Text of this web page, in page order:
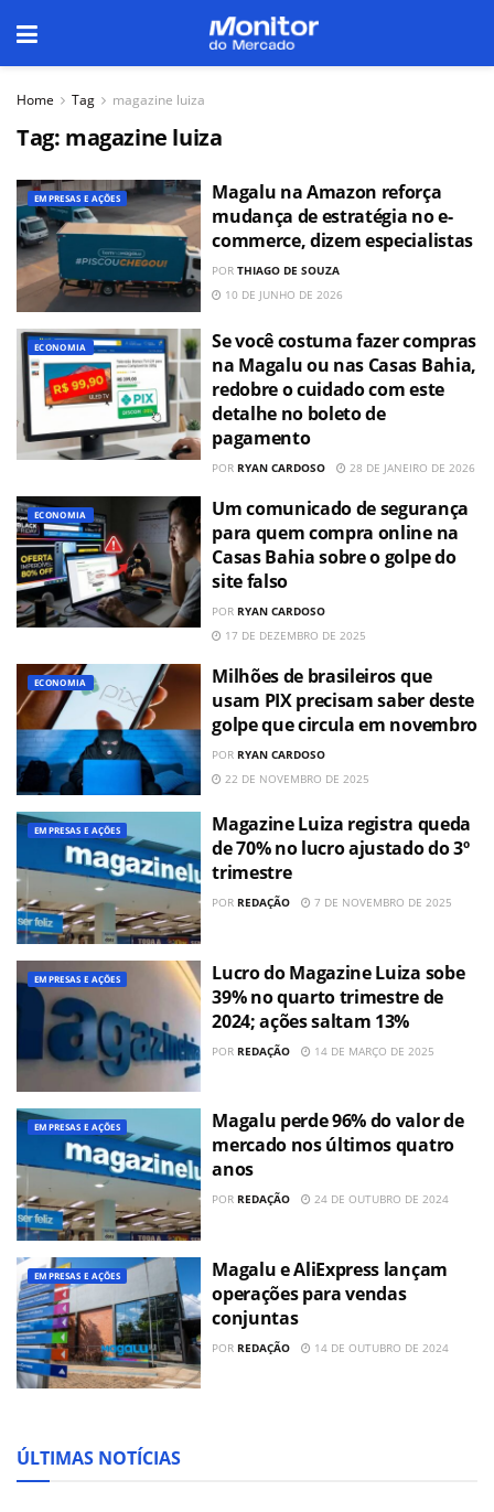
Home Tag magazine luiza
Tag: magazine luiza
EMPRESAS E AÇÕES
Magalu na Amazon reforça
mudança de estratégia no e-
commerce, dizem especialistas
POR THIAGO DE SOUZA
10 DE JUNHO DE 2026
ECONOMIA
Se você costuma fazer compras
na Magalu ou nas Casas Bahia,
redobre o cuidado com este
detalhe no boleto de
pagamento
POR RYAN CARDOSO 28 DE JANEIRO DE 2026
ECONOMIA
Um comunicado de segurança
para quem compra online na
Casas Bahia sobre o golpe do
site falso
POR RYAN CARDOSO
17 DE DEZEMBRO DE 2025
ECONOMIA
Milhões de brasileiros que
usam PIX precisam saber deste
golpe que circula em novembro
POR RYAN CARDOSO
22 DE NOVEMBRO DE 2025
EMPRESAS E AÇÕES
Magazine Luiza registra queda
de 70% no lucro ajustado do 3º
trimestre
POR REDAÇÃO 7 DE NOVEMBRO DE 2025
EMPRESAS E AÇÕES
Lucro do Magazine Luiza sobe
39% no quarto trimestre de
2024; ações saltam 13%
POR REDAÇÃO 14 DE MARÇO DE 2025
EMPRESAS E AÇÕES
Magalu perde 96% do valor de
mercado nos últimos quatro
anos
POR REDAÇÃO 24 DE OUTUBRO DE 2024
EMPRESAS E AÇÕES
Magalu e AliExpress lançam
operações para vendas
conjuntas
POR REDAÇÃO 14 DE OUTUBRO DE 2024
ÚLTIMAS NOTÍCIAS